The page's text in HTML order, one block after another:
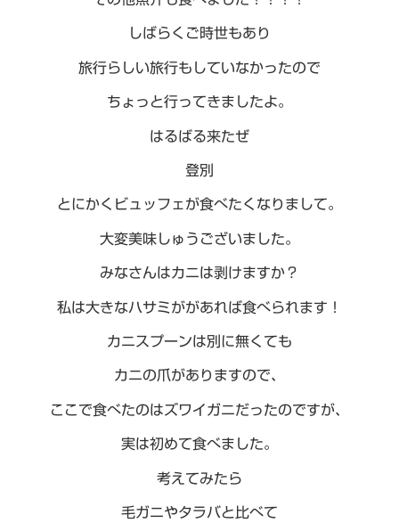
しばらくご時世もあり
旅行らしい旅行もしていなかったので
ちょっと行ってきましたよ。
はるばる来たぜ
登別
とにかくビュッフェが食べたくなりまして。
大変美味しゅうございました。
みなさんはカニは剥けますか？
私は大きなハサミががあれば食べられます！
カニスプーンは別に無くても
カニの爪がありますので、
ここで食べたのはズワイガニだったのですが、
実は初めて食べました。
考えてみたら
毛ガニやタラバと比べて